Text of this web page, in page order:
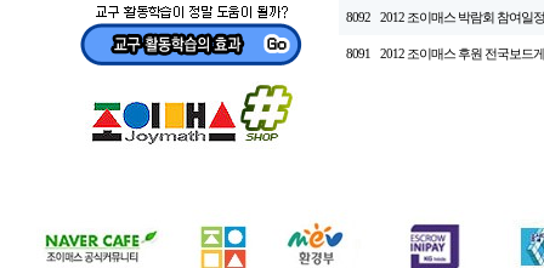
8092 2012 조이매스 박람회 참여일
8091 2012 조이매스 후원 전국보드